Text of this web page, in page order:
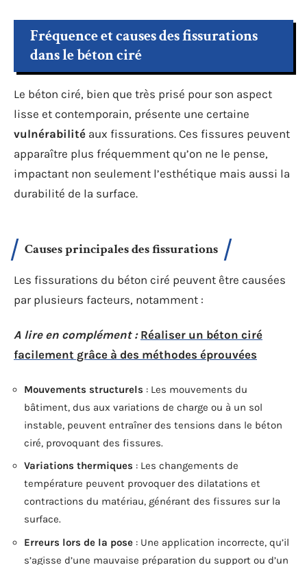
Fréquence et causes des fissurations
dans le béton ciré
Le béton ciré, bien que très prisé pour son aspect
lisse et contemporain, présente une certaine
vulnérabilité aux fissurations. Ces fissures peuvent
apparaître plus fréquemment qu’on ne le pense,
impactant non seulement l’esthétique mais aussi la
durabilité de la surface.
Causes principales des fissurations
Les fissurations du béton ciré peuvent être causées
par plusieurs facteurs, notamment :
A lire en complément : Réaliser un béton ciré
facilement grâce à des méthodes éprouvées
Mouvements structurels : Les mouvements du
bâtiment, dus aux variations de charge ou à un sol
instable, peuvent entraîner des tensions dans le béton
ciré, provoquant des fissures.
Variations thermiques : Les changements de
température peuvent provoquer des dilatations et
contractions du matériau, générant des fissures sur la
surface.
Erreurs lors de la pose : Une application incorrecte, qu’il
s’agisse d’une mauvaise préparation du support ou d’un